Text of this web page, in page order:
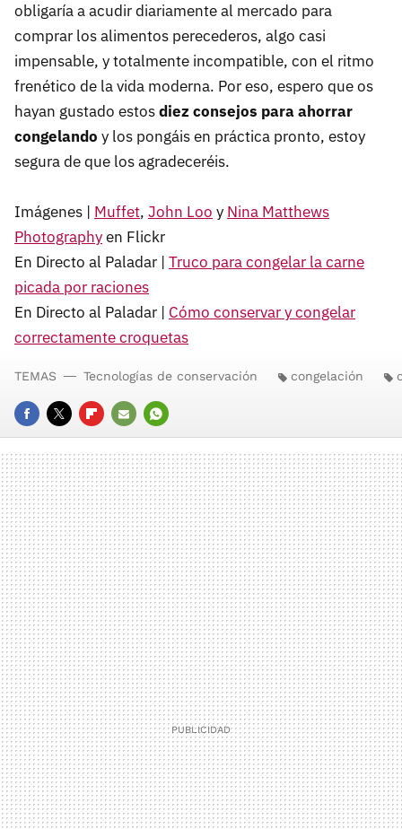
obligaría a acudir diariamente al mercado para
comprar los alimentos perecederos, algo casi
impensable, y totalmente incompatible, con el ritmo
frenético de la vida moderna. Por eso, espero que os
hayan gustado estosdiez consejos para ahorrar
congelando y los pongáis en práctica pronto, estoy
segura de que los agradeceréis.
Imágenes | Muffet, John Loo y Nina Matthews
Photographyen Flickr
En Directo al Paladar | Truco para congelar la carne
picada por raciones
En Directo al Paladar | Cómo conservar y congelar
correctamente croquetas
FACEBOOK
TWITTERFLIPBOARD
E-
MAIL
WHATSAPP
TEMAS Tecnologías de conservación congelación